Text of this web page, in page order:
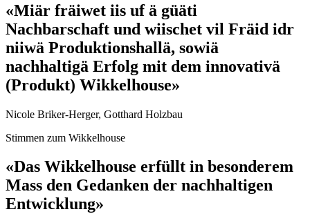
«Miär fräiwet iis uf ä güäti
Nachbarschaft und wiischet vil Fräid idr
niiwä Produktionshallä, sowiä
nachhaltigä Erfolg mit dem innovativä
(Produkt) Wikkelhouse»
Nicole Briker-Herger, Gotthard Holzbau
Stimmen zum Wikkelhouse
«Das Wikkelhouse erfüllt in besonderem
Mass den Gedanken der nachhaltigen
Entwicklung»